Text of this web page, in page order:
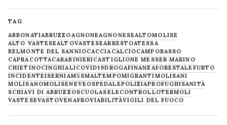
TAG
ABBONATIABRUZZOAGNONEAGNONESEALTOMOLISE
ALTO VASTESEALTOVASTESEARRESTOATESSA
BELMONTE DEL SANNIOCACCIACALCIOCAMPOBASSO
CAPRACOTTACARABINIERICASTIGLIONE MESSER MARINO
CHIETINOCINGHIALICOVID19DROGAFINANZAFORESTALE FURTO
INCIDENTEISERNIAM5SMALTEMPOMIGRANTIMOLISANI
MOLISANOMOLISENEVE OSPEDALEPOLIZIAPROFUGHISANITÀ
SCHIAVI DI ABRUZZOSCUOLASELECONTROLLOTERMOLI
VASTESEVASTOVENAFROVIABILITÀVIGILI DEL FUOCO